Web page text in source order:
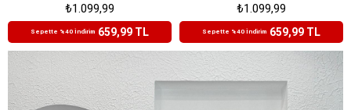
₺1.099,99
Sepette %40 İndirim 659,99 TL
₺1.099,99
Sepette %40 İndirim 659,99 TL